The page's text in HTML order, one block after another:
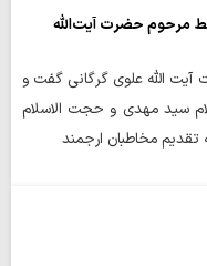
مرحوم حضرت آیت‌الله
آیت الله علوی گرگانی گفت و
سید مهدی و حجت الاسلام
مخاطبان ارجمند